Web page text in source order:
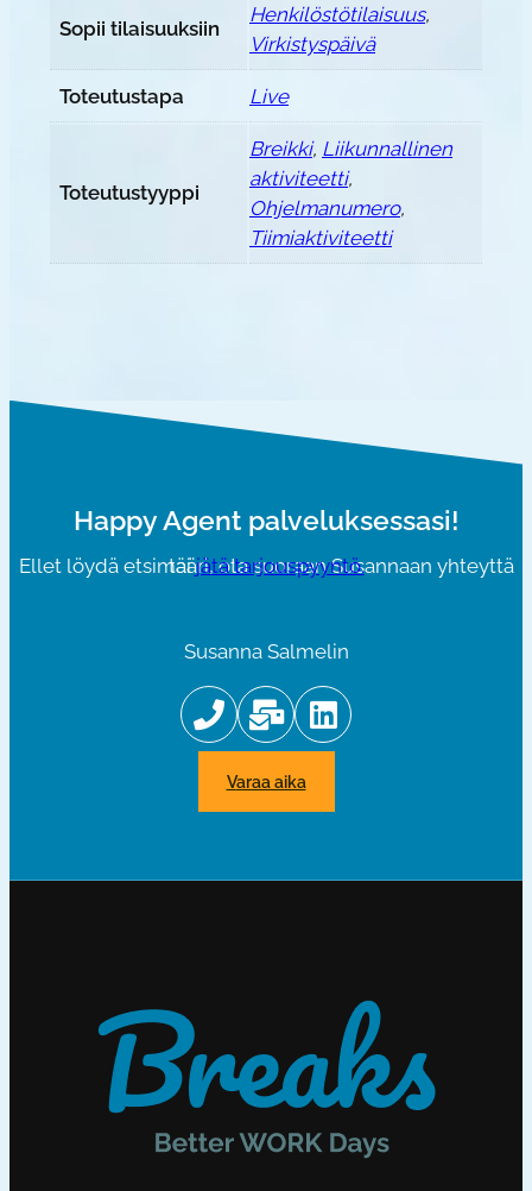
Sopii tilaisuuksiin
Henkilöstötilaisuus,
Virkistyspäivä
Toteutustapa Live
Toteutustyyppi
Breikki, Liikunnallinen
aktiviteetti,
Ohjelmanumero,
Tiimiaktiviteetti
Happy Agent palveluksessasi!
Ellet löydä etsimääri, ota suoraan Susannaan yhteyttä taijätä tarjouspyyntö.
Susanna Salmelin
varaa aika